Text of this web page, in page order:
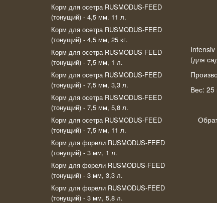
Корм для осетра RUSMODUS-FEED
(тонущий) - 4,5 мм. 11 л.
Корм для осетра RUSMODUS-FEED
(тонущий) - 4,5 мм, 25 кг.
Корм для осетра RUSMODUS-FEED
(тонущий) - 7,5 мм, 1 л.
Корм для осетра RUSMODUS-FEED
(тонущий) - 7,5 мм, 3,3 л.
Корм для осетра RUSMODUS-FEED
(тонущий) - 7,5 мм, 5,8 л.
Корм для осетра RUSMODUS-FEED
(тонущий) - 7,5 мм, 11 л.
Корм для форели RUSMODUS-FEED
(тонущий) - 3 мм, 1 л.
Корм для форели RUSMODUS-FEED
(тонущий) - 3 мм, 3,3 л.
Корм для форели RUSMODUS-FEED
(тонущий) - 3 мм, 5,8 л.
(для
Вес: 25